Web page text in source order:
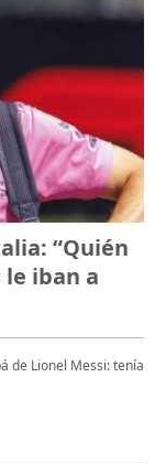
“Quién
iban a
de Lionel Messi: tenía